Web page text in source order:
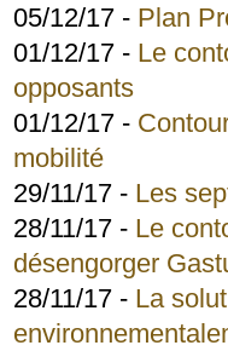
05/12/17 - Plan
01/12/17 - Le
opposants
01/12/17 -
mobilité
29/11/17 - Les
28/11/17 - Le
désengorger
28/11/17 - La